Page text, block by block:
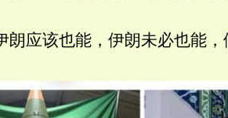
朗应该也能，伊朗未必也能